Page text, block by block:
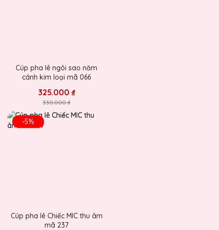
Cúp pha lê ngôi sao năm
cánh kim loại mã 066
325.000 ₫
330.000 ₫
-5%
Cúp pha lê Chiếc MIC thu âm
mã 237